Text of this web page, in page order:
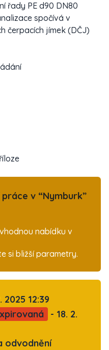
řady PE d90 DN80
spočívá v
čerpacích jímek (DČJ)
v “Nymburk”
nabídku v
si bližší parametry.
2025 12:39
- 18. 2.
odvodnění